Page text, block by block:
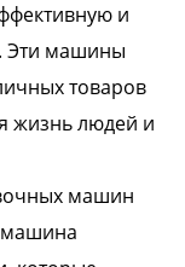
и
Эти машины
товаров
жизнь людей и
машин
машина